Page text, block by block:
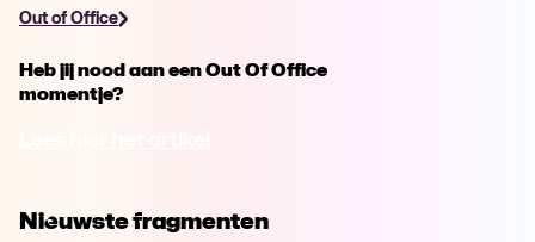
Out of Office
Heb jij nood aan een Out Of Office
momentje?
Nieuwste fragmenten